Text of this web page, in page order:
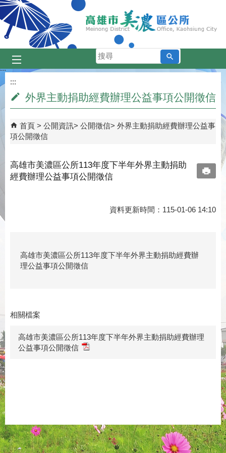
跳到主要內容區塊
搜
尋
:::
:::
外界主動捐助經費辦理公益事項公開徵信
首頁 公開資訊 公開徵信
外界主動捐助經費辦理公益事
項公開徵信
高雄市美濃區公所113年度下半年外界主動捐助
經費辦理公益事項公開徵信
資料更新時間：115-01-06 14:10
高雄市美濃區公所113年度下半年外界主動捐助經費辦
理公益事項公開徵信
相關檔案
高雄市美濃區公所113年度下半年外界主動捐助經費辦理
公益事項公開徵信